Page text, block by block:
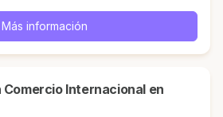
Más información